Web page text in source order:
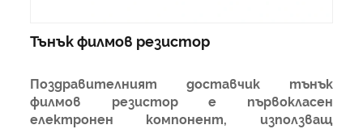
Тънък филмов резистор
Поздравителният доставчик тънък
филмов резистор е първокласен
електронен компонент, използващ